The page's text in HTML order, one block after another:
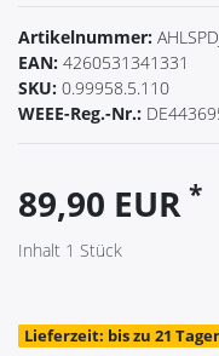
Artikelnummer:
EAN: 4260531341331
SKU: 0.99958.5.110
WEEE-Reg.-Nr.:
89,90 EUR *
Inhalt 1 Stück
Lieferzeit: bis zu 21